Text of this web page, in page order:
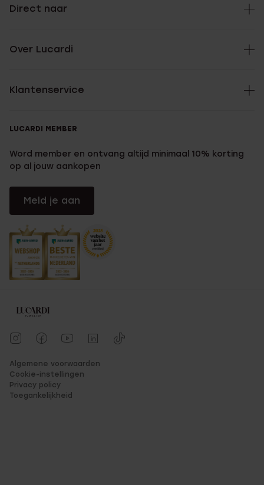
Direct naar
Over Lucardi
Klantenservice
LUCARDI MEMBER
Word member en ontvang altijd minimaal 10% korting
op al jouw aankopen
Meld je aan
Algemene voorwaarden
Cookie-instellingen
Privacy policy
Toegankelijkheid